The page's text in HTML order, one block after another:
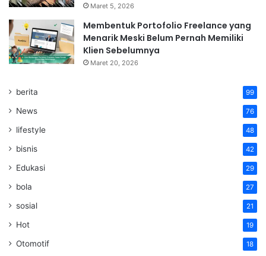
Maret 5, 2026
Membentuk Portofolio Freelance yang
Menarik Meski Belum Pernah Memiliki
Klien Sebelumnya
Maret 20, 2026
berita 99
News 76
lifestyle 48
bisnis 42
Edukasi 29
bola 27
sosial 21
Hot 19
Otomotif 18